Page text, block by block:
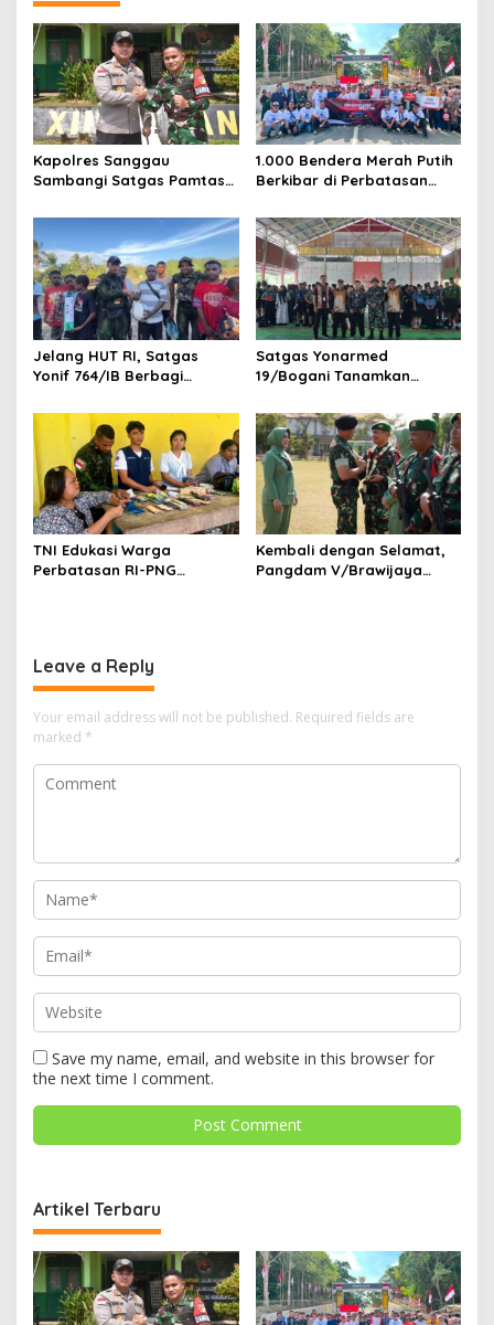
Kapolres Sanggau
Sambangi Satgas Pamtas
Perkuat Soliditas TNI-Polri
di Perbatasan
1.000 Bendera Merah Putih
Berkibar di Perbatasan
Jelang HUT RI, Satgas
Yonif 764/IB Berbagi
Satgas Yonarmed
19/Bogani Tanamkan
Perbatasan
TNI Edukasi Warga
Perbatasan RI-PNG
Kembali dengan Selamat,
Pangdam V/Brawijaya
Leave a Reply
Your email address will not be published. Required fields are
marked *
Save my name, email, and website in this browser for
the next time I comment.
Artikel Terbaru